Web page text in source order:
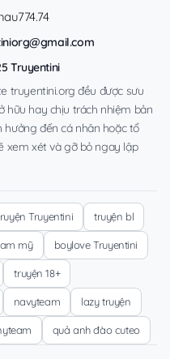
Truyentini
truyentini.org đều được sưu
hữu hay chịu trách nhiệm bản
hưởng đến cá nhân hoặc tổ
xem xét và gỡ bỏ ngay lập
Truyentini truyện bl
mỹ boylove Truyentini
truyện 18+
navyteam lazy truyện
quả anh đào cuteo